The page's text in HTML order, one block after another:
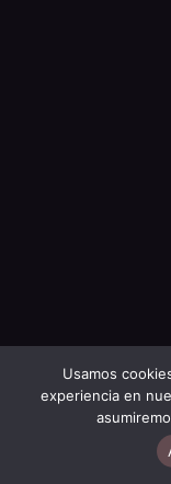
AVISO LEGAL|
Usamos
experiencia en